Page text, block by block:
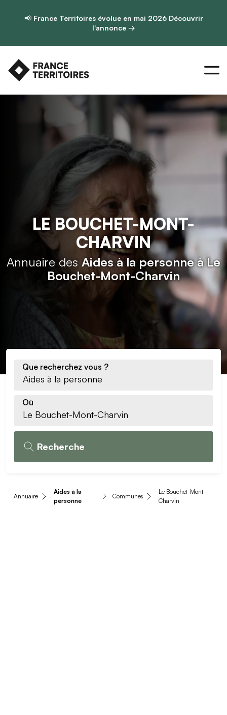
📢 France Territoires évolue en mai 2026 Découvrir
l'annonce →
LE BOUCHET-MONT-
CHARVIN
Annuaire des Aides à la personne à Le
Bouchet-Mont-Charvin
Que recherchez vous ?
Où
Recherche
Annuaire
Aides à la
personne
Communes
Le Bouchet-Mont-
Charvin